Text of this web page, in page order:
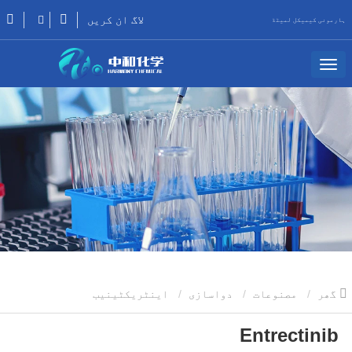
لاگ ان کریں ہارمونی کیمیکل لمیٹڈ
مصنوعات دواسازی
Entrectinib